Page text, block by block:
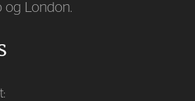
og London.